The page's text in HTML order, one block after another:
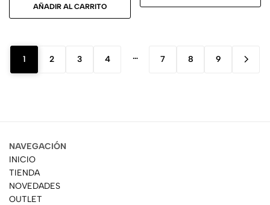
AÑADIR AL CARRITO
1 2 3 4 … 7 8 9
NAVEGACIÓN
INICIO
TIENDA
NOVEDADES
OUTLET